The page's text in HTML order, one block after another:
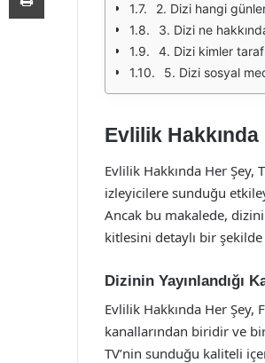
2. Dizi hangi
3. Dizi ne
4. Dizi kimler
5. Dizi sosyal
Evlilik
Evlilik Hakkında Her
izleyicilere sunduğu
Ancak bu makalede,
kitlesini detaylı bir şekilde
Dizinin Yayınlandığı
Evlilik Hakkında Her Şey,
kanallarından biridir ve
TV’nin sunduğu kaliteli